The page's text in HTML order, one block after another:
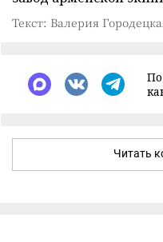
Текст: Валерия
Читать